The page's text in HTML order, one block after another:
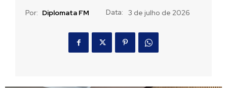
Por: Diplomata FM Data: 3 de julho de 2026